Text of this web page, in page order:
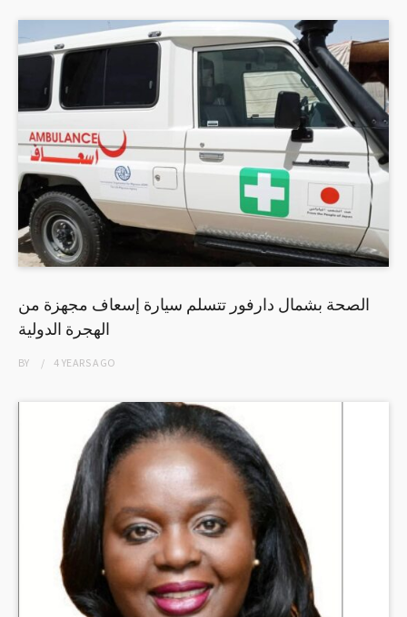
الصحة بشمال دارفور تتسلم سيارة إسعاف مجهزة من
الهجرة الدولية
BY 4 YEARSAGO